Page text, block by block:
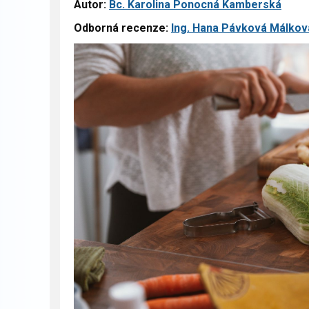
Autor: Bc. Karolina Ponocná Kamberská
Odborná recenze: Ing. Hana Pávková